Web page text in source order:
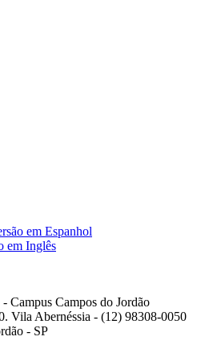
em Espanhol
em Inglês
Campus Campos do Jordão
Vila Abernéssia - (12) 98308-0050
- SP